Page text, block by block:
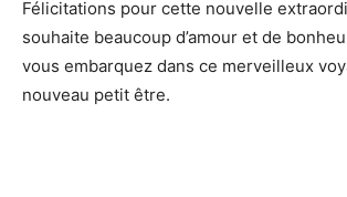
Félicitations pour cette nouvelle
souhaite beaucoup d’amour et de
vous embarquez dans ce merveilleux
nouveau petit être.